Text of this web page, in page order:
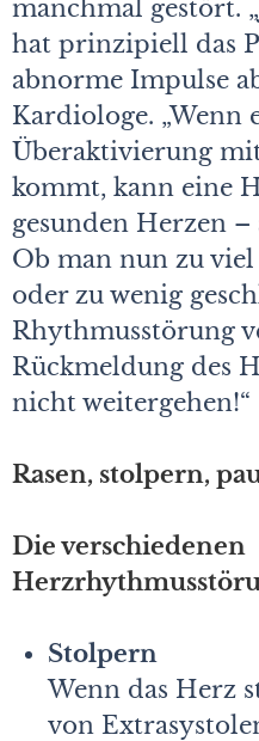
manchmal gestört.
hat prinzipiell das
abnorme Impulse
Kardiologe. „Wenn
Überaktivierung
kommt, kann eine
gesunden Herzen –
Ob man nun zu
oder zu wenig
Rhythmusstörung
Rückmeldung des
nicht
Rasen, stolpern,
Die verschiedenen
Stolpern
Wenn das Herz
von